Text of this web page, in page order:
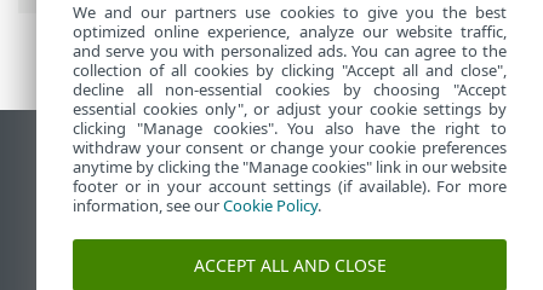
Жұмыс үстеліндегі сайтты қарау
End of Life
ESET білім қоры
ESET форумы
ESET Status Portal
We and our partners use cookies to give you the best
optimized online experience, analyze our website traffic,
and serve you with personalized ads. You can agree to the
collection of all cookies by clicking "Accept all and close",
decline all non-essential cookies by choosing "Accept
essential cookies only", or adjust your cookie settings by
clicking "Manage cookies". You also have the right to
withdraw your consent or change your cookie preferences
anytime by clicking the "Manage cookies" link in our website
footer or in your account settings (if available). For more
information, see ourCookie Policy.
ACCEPT ALL AND CLOSE